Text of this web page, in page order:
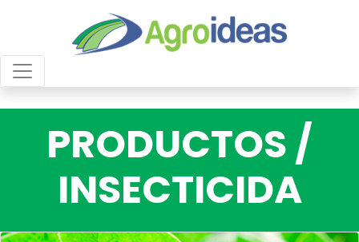
PRODUCTOS /
INSECTICIDA